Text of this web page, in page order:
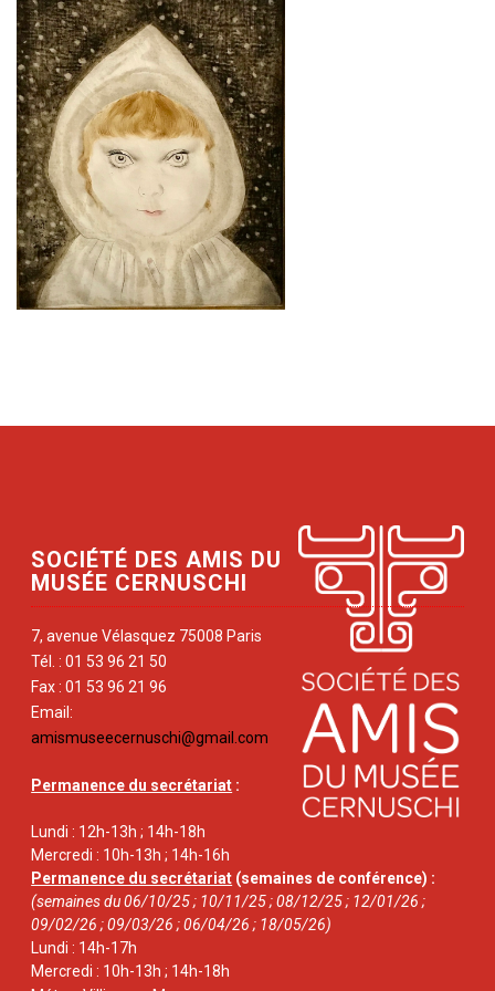
SOCIÉTÉ DES AMIS DU
MUSÉE CERNUSCHI
7, avenue Vélasquez 75008 Paris
Tél. : 01 53 96 21 50
Fax : 01 53 96 21 96
Email:
amismuseecernuschi@gmail.com
Permanence du secrétariat :
Lundi : 12h-13h ; 14h-18h
Mercredi : 10h-13h ; 14h-16h
Permanence du secrétariat (semaines de conférence) :
(semaines du 06/10/25 ; 10/11/25 ; 08/12/25 ; 12/01/26 ;
09/02/26 ; 09/03/26 ; 06/04/26 ; 18/05/26)
Lundi : 14h-17h
Mercredi : 10h-13h ; 14h-18h